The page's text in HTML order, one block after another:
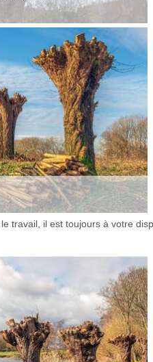
travail, il est toujours à votre